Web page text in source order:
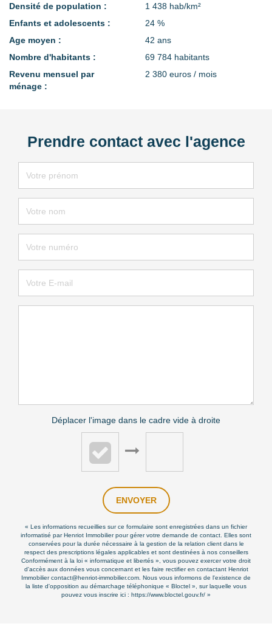
Densité de population :
1 438 hab/km²
Enfants et adolescents :
24 %
Age moyen :
42 ans
Nombre d'habitants :
69 784 habitants
Revenu mensuel par
ménage :
2 380 euros / mois
Prendre contact avec l'agence
Déplacer l'image dans le cadre vide à droite
ENVOYER
« Les informations recueillies sur ce formulaire sont enregistrées dans un fichier
informatisé par Henriot Immobilier pour gérer votre demande de contact. Elles sont
conservées pour la durée nécessaire à la gestion de la relation client dans le
respect des prescriptions légales applicables et sont destinées à nos conseillers
Conformément à la loi « informatique et libertés », vous pouvez exercer votre droit
d'accès aux données vous concernant et les faire rectifier en contactant Henriot
Immobilier contact@henriot-immobilier.com. Nous vous informons de l'existence de
la liste d'opposition au démarchage téléphonique « Bloctel », sur laquelle vous
pouvez vous inscrire ici : https://www.bloctel.gouv.fr/ »